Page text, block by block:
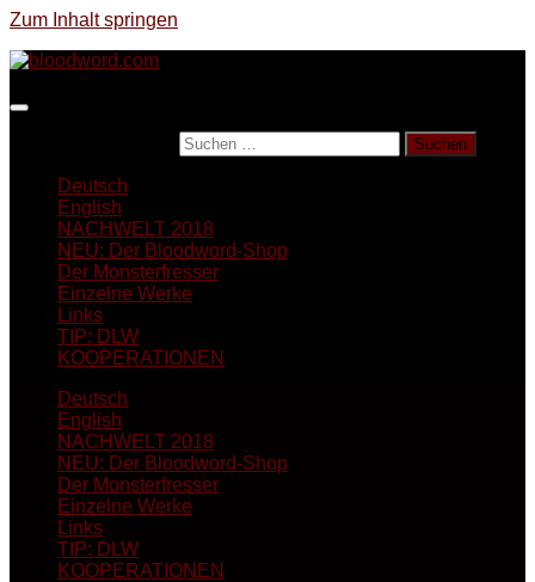
Zum Inhalt springen
Deutsch
English
NACHWELT 2018
NEU: Der Bloodword-Shop
Der Monsterfresser
Einzelne Werke
Links
TIP: DLW
KOOPERATIONEN
Deutsch
English
NACHWELT 2018
NEU: Der Bloodword-Shop
Der Monsterfresser
Einzelne Werke
Links
TIP: DLW
KOOPERATIONEN